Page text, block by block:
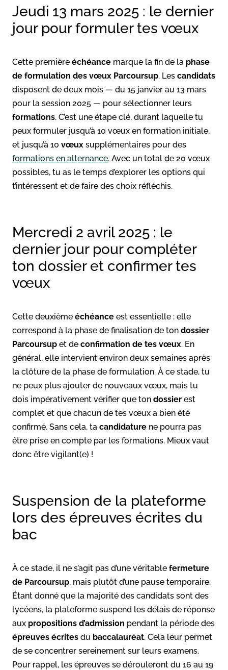
Jeudi 13 mars 2025 : le dernier
jour pour formuler tes vœux
Cette première échéance marque la fin de la phase
de formulation des vœux Parcoursup. Les candidats
disposent de deux mois — du 15 janvier au 13 mars
pour la session 2025 — pour sélectionner leurs
formations. C’est une étape clé, durant laquelle tu
peux formuler jusqu’à 10 vœux en formation initiale,
et jusqu’à 10 vœux supplémentaires pour des
formations en alternance. Avec un total de 20 vœux
possibles, tu as le temps d’explorer les options qui
t’intéressent et de faire des choix réfléchis.
Mercredi 2 avril 2025 : le
dernier jour pour compléter
ton dossier et confirmer tes
vœux
Cette deuxième échéance est essentielle : elle
correspond à la phase de finalisation de ton dossier
Parcoursup et de confirmation de tes vœux. En
général, elle intervient environ deux semaines après
la clôture de la phase de formulation. À ce stade, tu
ne peux plus ajouter de nouveaux vœux, mais tu
dois impérativement vérifier que ton dossier est
complet et que chacun de tes vœux a bien été
confirmé. Sans cela, ta candidature ne pourra pas
être prise en compte par les formations. Mieux vaut
donc être vigilant(e) !
Suspension de la plateforme
lors des épreuves écrites du
bac
À ce stade, il ne s’agit pas d’une véritable fermeture
de Parcoursup, mais plutôt d’une pause temporaire.
Étant donné que la majorité des candidats sont des
lycéens, la plateforme suspend les délais de réponse
aux propositions d’admission pendant la période des
épreuves écrites du baccalauréat. Cela leur permet
de se concentrer sereinement sur leurs examens.
Pour rappel, les épreuves se dérouleront du 16 au 19